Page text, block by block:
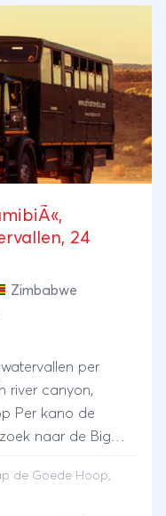
Maun geniet u
Botswana en sluit
af.
24
Zimbabwe
per
de Goede Hoop,